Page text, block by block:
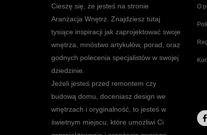
Cieszę się, że jesteś na stronie
Aranżacja Wnętrz. Znajdziesz tutaj
tysiące inspiracji jak zaprojektować swoje
wnętrza, mnóstwo artykułów, porad, oraz
godnych polecenia specjalistów w swojej
dziedzinie.
Jeżeli jesteś przed remontem czy
budową domu, doceniasz design we
wnętrzach i oryginalność, to jesteś w
świetnym miejscu, które umożliwi Ci
O